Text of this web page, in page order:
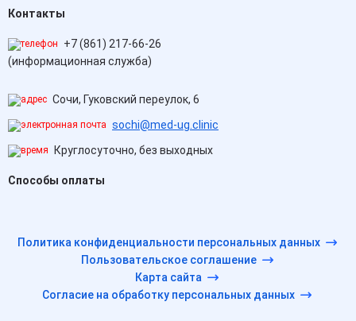
Контакты
+7 (861) 217-66-26
(информационная служба)
Сочи, Гуковский переулок, 6
sochi@med-ug.clinic
Круглосуточно, без выходных
Способы оплаты
Политика конфиденциальности персональных данных
Пользовательское соглашение
Карта сайта
Согласие на обработку персональных данных